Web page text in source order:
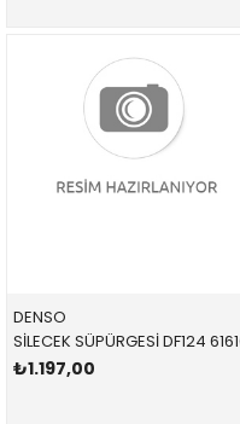
DENSO
₺1.197,00